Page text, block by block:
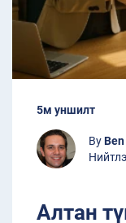
5м уншилт
By
Алтан